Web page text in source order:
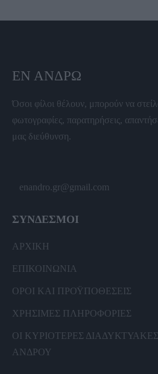
ΕΝ ΆΝΔΡΩ
Όσοι φίλοι θέλουν, μπορούν να
φωτογραφίες, παρατηρήσεις,
μας διεύθυνση.
enandro.gr@gmail.com
ΣΥΝΔΕΣΜΟΙ
ΑΡΧΙΚΗ
ΕΠΙΚΟΙΝΩΝΙΑ
ΟΡΟΙ ΚΑΙ ΠΡΟΫΠΟΘΕΣΕΙΣ
ΧΡΗΣΙΜΕΣ ΠΛΗΡΟΦΟΡΙΕΣ
ΟΙ ΚΥΡΙΟΤΕΡΕΣ
ΑΝΔΡΟΥ